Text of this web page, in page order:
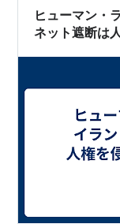
ドに切り替わり
なる。そんなス
ヒューマン・
ネット遮断は